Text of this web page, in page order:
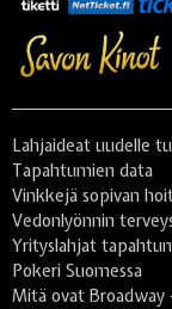
Lahjaideat uudelle
Tapahtumien data
Vinkkejä sopivan
Vedonlyönnin
Yrityslahjat
Pokeri Suomessa
Mitä ovat Broadway